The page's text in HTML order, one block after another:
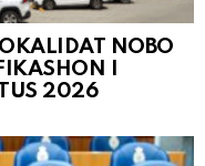
NOBO
I
2026